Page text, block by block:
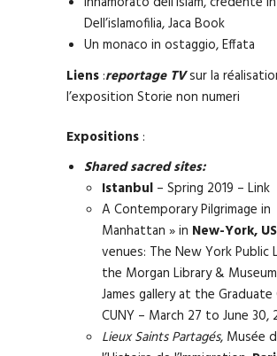
Dell’islamofilia, Jaca Book
Un monaco in ostaggio, Effata
Liens :reportage TVsur la
l’exposition Storie non numeri
Expositions :
Shared sacred sites:
Istanbul – Spring 2019 – Link
A Contemporary Pilgrimage in
Manhattan » in New-York,
venues: The New York Public
the Morgan Library &
James gallery at the
CUNY – March 27 to June 30,
Lieux Saints Partagés, Musée